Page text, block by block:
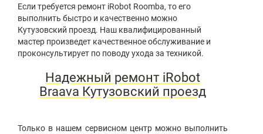
Если требуется ремонт iRobot Roomba, то его
выполнить быстро и качественно можно
Кутузовский проезд. Наш квалифицированный
мастер произведет качественное обслуживание и
проконсультирует по поводу ухода за техникой.
Надежный ремонт iRobot
Braava Кутузовский проезд
Только в нашем сервисном центр можно выполнить